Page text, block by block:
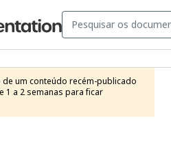
de um conteúdo recém-publicado
1 a 2 semanas para ficar